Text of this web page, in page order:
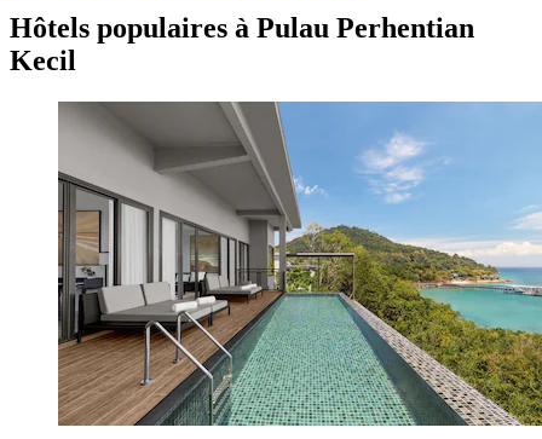
Hôtels populaires à Pulau Perhentian
Kecil